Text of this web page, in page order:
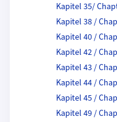
Kapitel 35/
Kapitel 38 /
Kapitel 40 /
Kapitel 42 /
Kapitel 43 /
Kapitel 44 /
Kapitel 45 /
Kapitel 49 /